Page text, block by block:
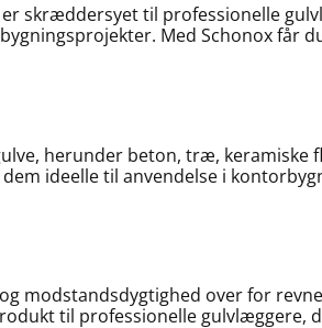
skræddersyet til professionelle
Med Schonox
herunder beton, træ,
ideelle til anvendelse i
modstandsdygtighed over for
til professionelle gulvlæggere,